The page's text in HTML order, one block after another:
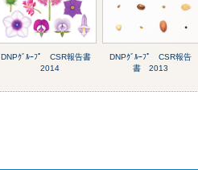
DNPｸﾞﾙｰﾌﾟ CSR報告書
2014
DNPｸﾞﾙｰﾌﾟ CSR報告
書 2013